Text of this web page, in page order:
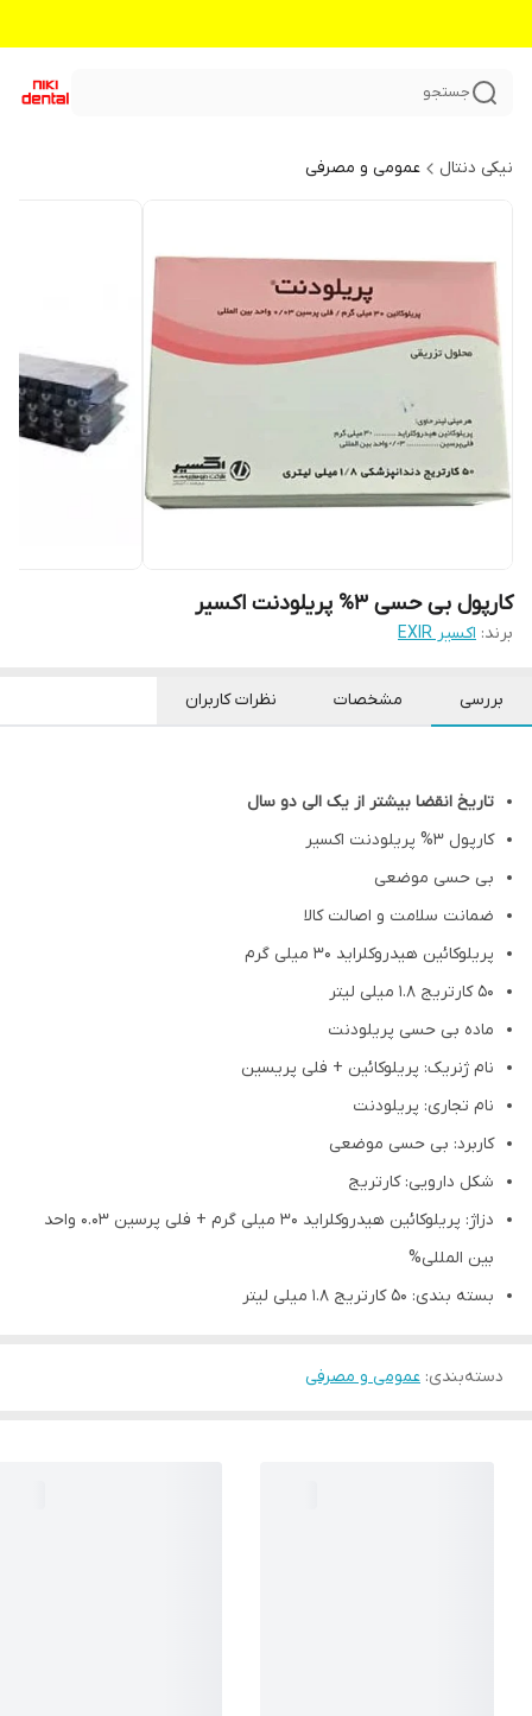
جستجو
نیکی دنتال عمومی و مصرفی
کارپول بی حسی 3% پریلودنت اکسیر
برند: اکسیر EXIR
بررسی مشخصات نظرات کاربران
تاریخ انقضا بیشتر از یک الی دو سال
کارپول 3% پریلودنت اکسیر
بی حسی موضعی
ضمانت سلامت و اصالت کالا
پریلوکائین هیدروکلراید 30 میلی گرم
50 کارتریج 1.8 میلی لیتر
ماده بی حسی پریلودنت
نام ژنریک: پریلوکائین + فلی پریسین
نام تجاری: پریلودنت
کاربرد: بی حسی موضعی
شکل دارویی: کارتریج
دزاژ: پریلوکائین هیدروکلراید 30 میلی گرم + فلی پرسین 0.03 واحد
بین المللی%
بسته بندی: 50 کارتریج 1.8 میلی لیتر
دسته‌بندی: عمومی و مصرفی